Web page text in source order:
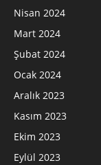
Nisan 2024
Mart 2024
Şubat 2024
Ocak 2024
Aralık 2023
Kasım 2023
Ekim 2023
Eylül 2023